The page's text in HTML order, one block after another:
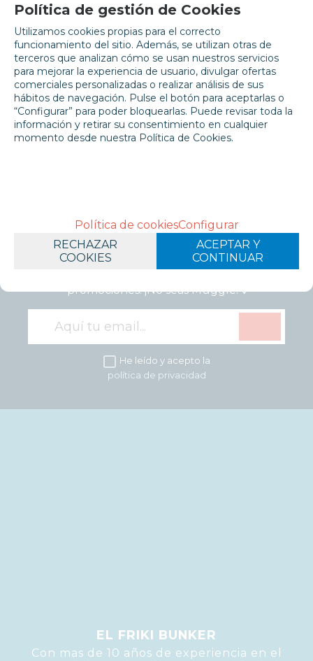
BLOKEES CAJA SORPRESA GALAXY VERSION 01 -
TRANSFORMERS: ROLL OUT
9,99 €
21.00%IVA
- +
¡SUSCRÍBETE A NUESTRO
promociones. ¡No seas Muggle! ⤵️
He leído y acepto la
política de privacidad
EL FRIKI BUNKER
Con mas de 10 años de experiencia en el
Política de gestión de Cookies
Utilizamos cookies propias para el correcto
funcionamiento del sitio. Además, se utilizan otras de
terceros que analizan cómo se usan nuestros servicios
para mejorar la experiencia de usuario, divulgar ofertas
comerciales personalizadas o realizar análisis de sus
hábitos de navegación. Pulse el botón para aceptarlas o
“Configurar” para poder bloquearlas. Puede revisar toda la
información y retirar su consentimiento en cualquier
momento desde nuestra Política de Cookies.
Política de cookiesConfigurar
RECHAZAR
COOKIES
ACEPTAR Y
CONTINUAR